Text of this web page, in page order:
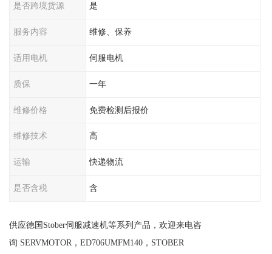
是否跨境货源 是
服务内容 维修、保养
适用电机 伺服电机
质保 一年
维修价格 免费检测后报价
维修技术 高
运输 快递物流
是否含税 含
供应德国Stober伺服减速机等系列产品，欢迎来电咨
询 SERVMOTOR，ED706UMFM140，STOBER